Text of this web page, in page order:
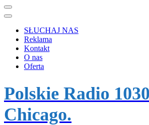
SŁUCHAJ NAS
Reklama
Kontakt
O nas
Oferta
Polskie Radio 1030
Chicago.